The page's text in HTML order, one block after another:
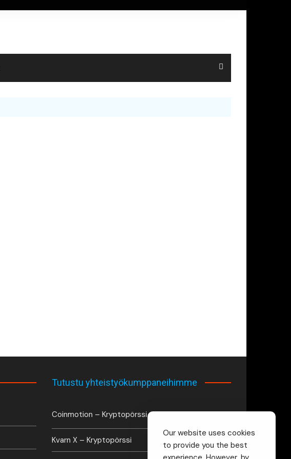
Tutustu yhteistyökumppaneihimme
Coinmotion – Kryptopörssi
Kvarn X – Kryptopörssi
Our website uses cookies
to provide you the best